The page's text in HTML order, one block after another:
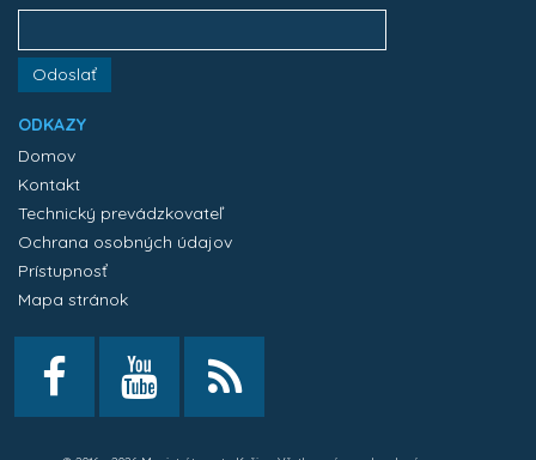
Odoslať
ODKAZY
Domov
Kontakt
Technický prevádzkovateľ
Ochrana osobných údajov
Prístupnosť
Mapa stránok